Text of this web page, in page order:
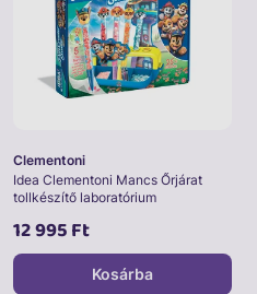
Clementoni
Idea Clementoni Mancs Őrjárat
tollkészítő laboratórium
12 995 Ft
Kosárba